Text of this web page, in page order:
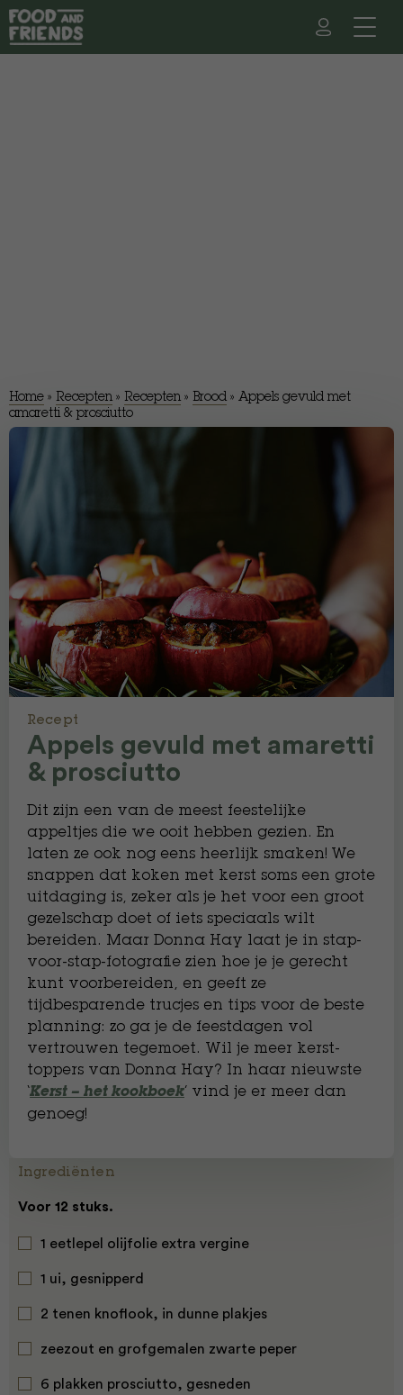
Home » Recepten » Recepten » Brood » Appels gevuld met
amaretti & prosciutto
Recept
Appels gevuld met amaretti
& prosciutto
Dit zijn een van de meest feestelijke
appeltjes die we ooit hebben gezien. En
laten ze ook nog eens heerlijk smaken! We
snappen dat koken met kerst soms een grote
uitdaging is, zeker als je het voor een groot
gezelschap doet of iets speciaals wilt
bereiden. Maar Donna Hay laat je in stap-
voor-stap-fotografie zien hoe je je gerecht
kunt voorbereiden, en geeft ze
tijdbesparende trucjes en tips voor de beste
planning: zo ga je de feestdagen vol
vertrouwen tegemoet. Wil je meer kerst-
toppers van Donna Hay? In haar nieuwste
‘Kerst – het kookboek’ vind je er meer dan
genoeg!
Ingrediënten
Voor 12 stuks.
1 eetlepel olijfolie extra vergine
1 ui, gesnipperd
2 tenen knoflook, in dunne plakjes
zeezout en grofgemalen zwarte peper
6 plakken prosciutto, gesneden